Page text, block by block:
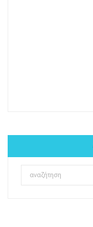
Search
for: